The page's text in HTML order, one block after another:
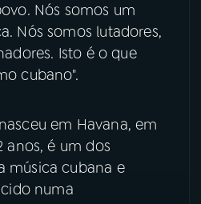
Nós somos um
Nós somos lutadores,
Isto é o que
cubano".
em Havana, em
anos, é um dos
música cubana e
numa